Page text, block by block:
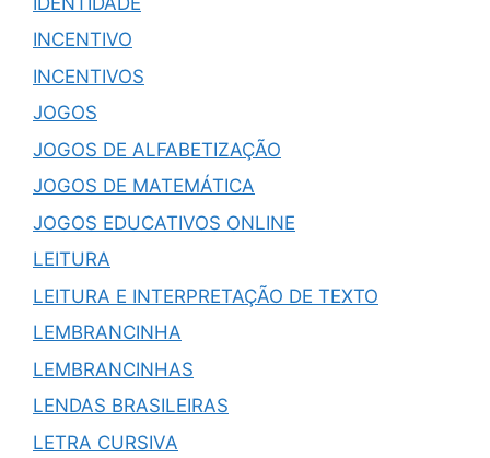
INCENTIVO
INCENTIVOS
JOGOS
JOGOS DE ALFABETIZAÇÃO
JOGOS DE MATEMÁTICA
JOGOS EDUCATIVOS ONLINE
LEITURA
LEITURA E INTERPRETAÇÃO DE TEXTO
LEMBRANCINHA
LEMBRANCINHAS
LENDAS BRASILEIRAS
LETRA CURSIVA